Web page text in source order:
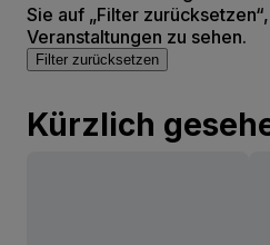
Sie auf „Filter
Veranstaltungen zu sehen.
Filter zurücksetzen
Kürzlich